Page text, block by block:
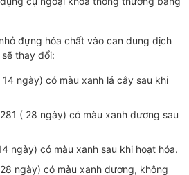
đựng hóa chất vào can dung dịch
thay đổi:
ngày) có màu xanh lá cây sau khi
( 28 ngày) có màu xanh dương sau
ngày) có màu xanh sau khi hoạt hóa.
ngày) có màu xanh dương, không